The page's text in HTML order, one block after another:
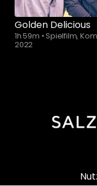
Golden Delicious
1h 59m • Spielfilm,
2022